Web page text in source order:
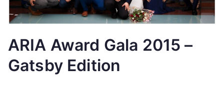
ARIA Award Gala 2015 –
Gatsby Edition